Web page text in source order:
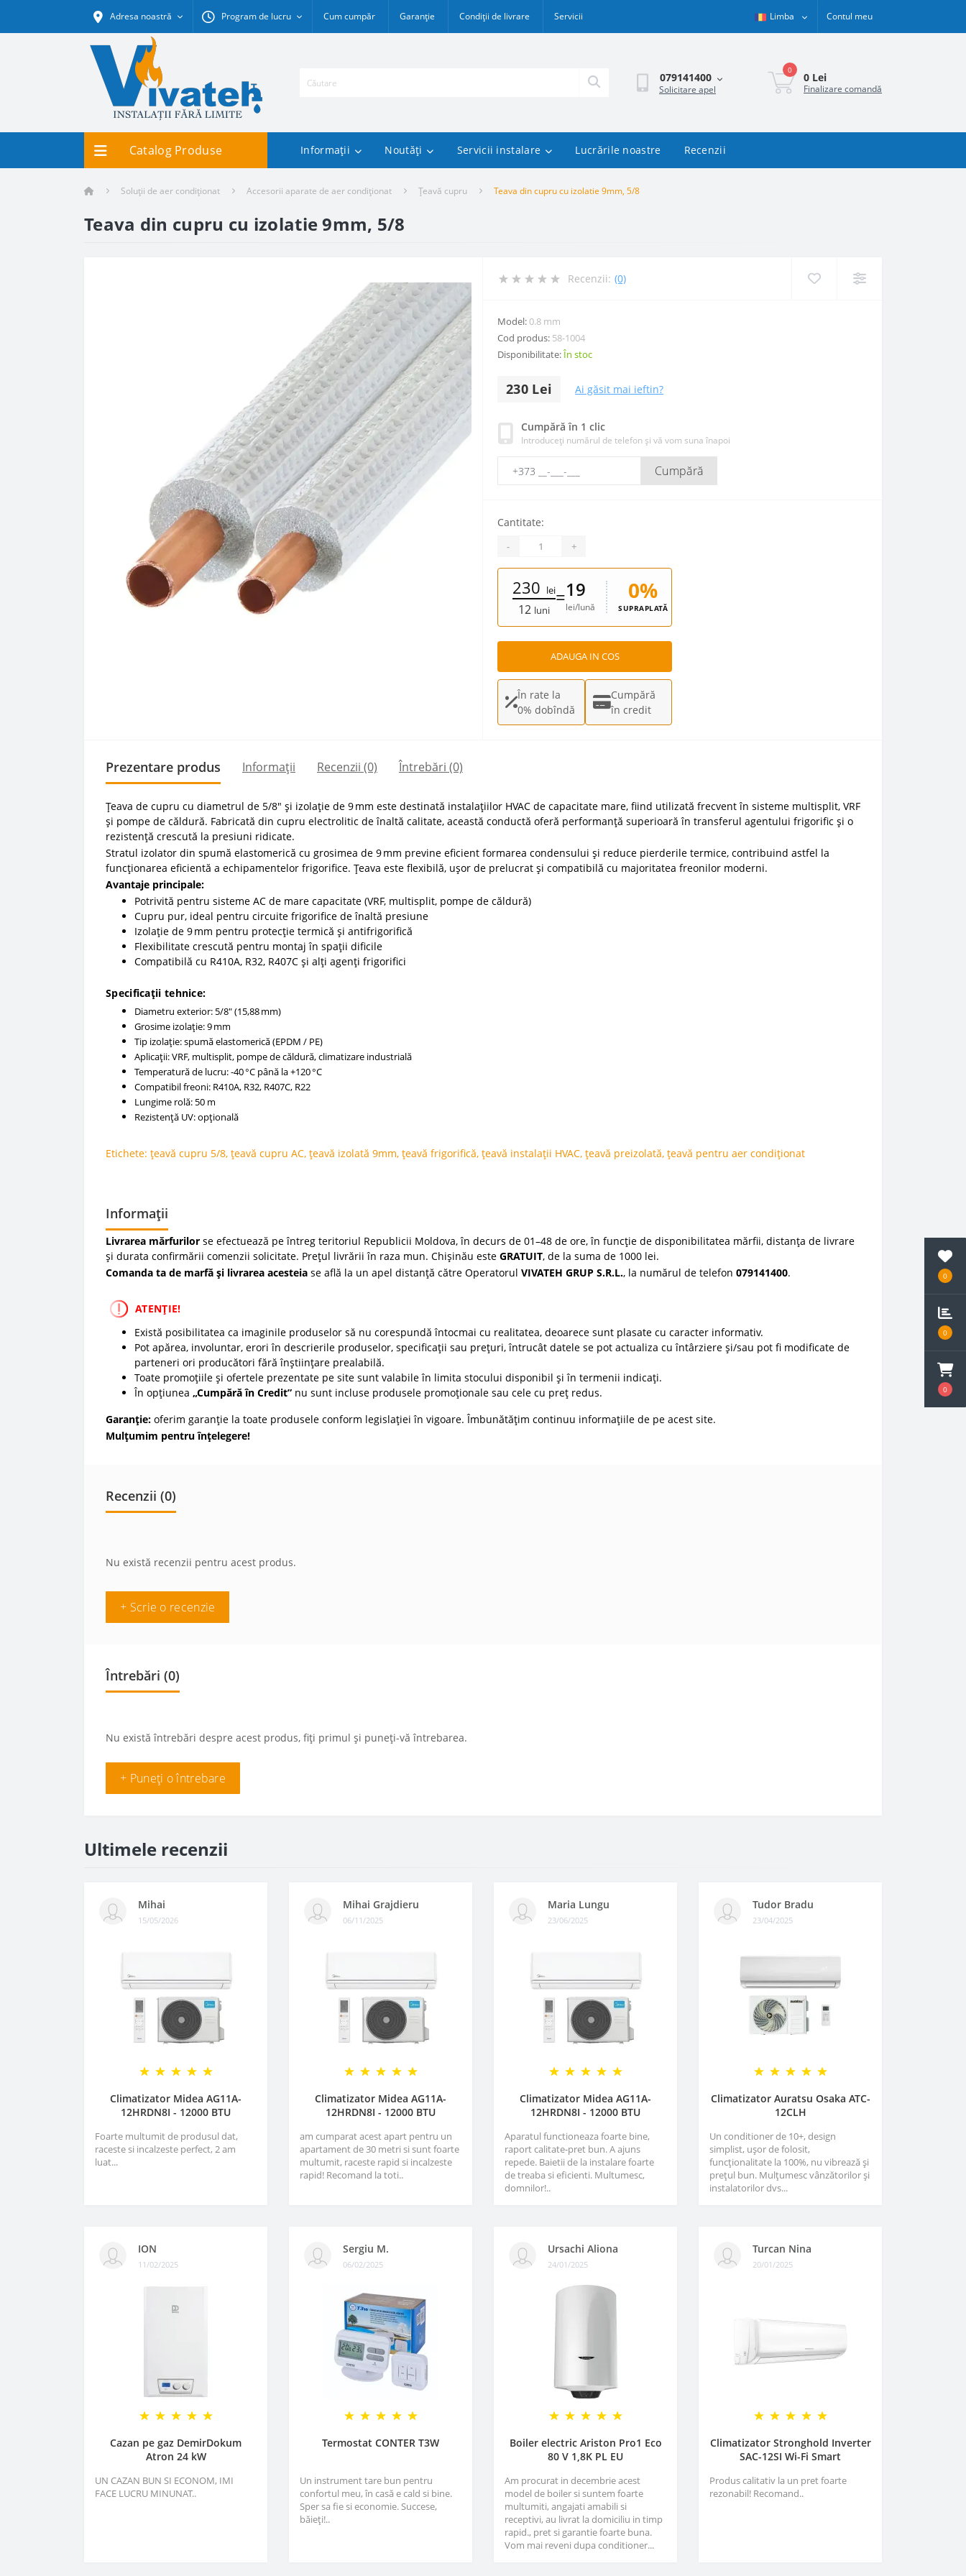
0
0
0
Adresa noastră Program de lucru Cum cumpăr Garanție Condiții de livrare Servicii Limba Contul meu
079141400
Solicitare apel
0
0 Lei
Finalizare comandă
Catalog Produse Informații Noutăți Servicii instalare Lucrările noastre Recenzii
Soluții de aer condiționat Accesorii aparate de aer condiționat Țeavă cupru Teava din cupru cu izolatie 9mm, 5/8
Teava din cupru cu izolatie 9mm, 5/8
Recenzii: (0)
Model:0.8 mm
Cod produs: 58-1004
Disponibilitate:În stoc
230 Lei Ai găsit mai ieftin?
Cumpără în 1 clic
Introduceți numărul de telefon și vă vom suna înapoi
Cumpără
Cantitate:
- +
230 lei
12 luni
=19
lei/lună
0%
SUPRAPLATĂ
ADAUGA IN COS
În rate la
0% dobîndă
Cumpără
în credit
Prezentare produs Informații Recenzii (0) Întrebări (0)
Țeava de cupru cu diametrul de 5/8" și izolație de 9 mm este destinată instalațiilor HVAC de capacitate mare, fiind utilizată frecvent în sisteme multisplit, VRF
și pompe de căldură. Fabricată din cupru electrolitic de înaltă calitate, această conductă oferă performanță superioară în transferul agentului frigorific și o
rezistență crescută la presiuni ridicate.
Stratul izolator din spumă elastomerică cu grosimea de 9 mm previne eficient formarea condensului și reduce pierderile termice, contribuind astfel la
funcționarea eficientă a echipamentelor frigorifice. Țeava este flexibilă, ușor de prelucrat și compatibilă cu majoritatea freonilor moderni.
Avantaje principale:
Potrivită pentru sisteme AC de mare capacitate (VRF, multisplit, pompe de căldură)
Cupru pur, ideal pentru circuite frigorifice de înaltă presiune
Izolație de 9 mm pentru protecție termică și antifrigorifică
Flexibilitate crescută pentru montaj în spații dificile
Compatibilă cu R410A, R32, R407C și alți agenți frigorifici
Specificații tehnice:
Diametru exterior: 5/8" (15,88 mm)
Grosime izolație: 9 mm
Tip izolație: spumă elastomerică (EPDM / PE)
Aplicații: VRF, multisplit, pompe de căldură, climatizare industrială
Temperatură de lucru: -40 °C până la +120 °C
Compatibil freoni: R410A, R32, R407C, R22
Lungime rolă: 50 m
Rezistență UV: opțională
Etichete: țeavă cupru 5/8, țeavă cupru AC, țeavă izolată 9mm, țeavă frigorifică, țeavă instalații HVAC, țeavă preizolată, țeavă pentru aer condiționat
Informații
Livrarea mărfurilor se efectuează pe întreg teritoriul Republicii Moldova, în decurs de 01–48 de ore, în funcție de disponibilitatea mărfii, distanța de livrare
și durata confirmării comenzii solicitate. Prețul livrării în raza mun. Chișinău este GRATUIT, de la suma de 1000 lei.
Comanda ta de marfă și livrarea acesteia se află la un apel distanță către Operatorul VIVATEH GRUP S.R.L., la numărul de telefon 079141400.
ATENȚIE!
Există posibilitatea ca imaginile produselor să nu corespundă întocmai cu realitatea, deoarece sunt plasate cu caracter informativ.
Pot apărea, involuntar, erori în descrierile produselor, specificații sau prețuri, întrucât datele se pot actualiza cu întârziere și/sau pot fi modificate de
parteneri ori producători fără înștiințare prealabilă.
Toate promoțiile și ofertele prezentate pe site sunt valabile în limita stocului disponibil și în termenii indicați.
În opțiunea „Cumpără în Credit” nu sunt incluse produsele promoționale sau cele cu preț redus.
Garanție: oferim garanție la toate produsele conform legislației în vigoare. Îmbunătățim continuu informațiile de pe acest site.
Mulțumim pentru înțelegere!
Recenzii (0)
Nu există recenzii pentru acest produs.
+ Scrie o recenzie
Întrebări (0)
Nu există întrebări despre acest produs, fiți primul și puneți-vă întrebarea.
+ Puneți o întrebare
Ultimele recenzii
Mihai
15/05/2026
Climatizator Midea AG11A-
12HRDN8I - 12000 BTU
Foarte multumit de produsul dat,
raceste si incalzeste perfect, 2 am
luat...
Mihai Grajdieru
06/11/2025
Climatizator Midea AG11A-
12HRDN8I - 12000 BTU
am cumparat acest apart pentru un
apartament de 30 metri si sunt foarte
multumit, raceste rapid si incalzeste
rapid! Recomand la toti..
Maria Lungu
23/06/2025
Climatizator Midea AG11A-
12HRDN8I - 12000 BTU
Aparatul functioneaza foarte bine,
raport calitate-pret bun. A ajuns
repede. Baietii de la instalare foarte
de treaba si eficienti. Multumesc,
domnilor!..
Tudor Bradu
23/04/2025
Climatizator Auratsu Osaka ATC-
12CLH
Un conditioner de 10+, design
simplist, ușor de folosit,
funcționalitate la 100%, nu vibrează și
prețul bun. Mulțumesc vânzătorilor și
instalatorilor dvs...
ION
11/02/2025
Cazan pe gaz DemirDokum
Atron 24 kW
UN CAZAN BUN SI ECONOM, IMI
FACE LUCRU MINUNAT..
Sergiu M.
06/02/2025
Termostat CONTER T3W
Un instrument tare bun pentru
confortul meu, în casă e cald si bine.
Sper sa fie si economie. Succese,
băieți!..
Ursachi Aliona
24/01/2025
Boiler electric Ariston Pro1 Eco
80 V 1,8K PL EU
Am procurat in decembrie acest
model de boiler si suntem foarte
multumiti, angajati amabili si
receptivi, au livrat la domiciliu in timp
rapid., pret si garantie foarte buna.
Vom mai reveni dupa conditioner...
Turcan Nina
20/01/2025
Climatizator Stronghold Inverter
SAC-12SI Wi-Fi Smart
Produs calitativ la un pret foarte
rezonabil! Recomand..